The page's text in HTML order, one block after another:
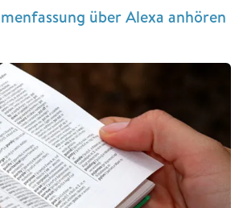
über Alexa anhören